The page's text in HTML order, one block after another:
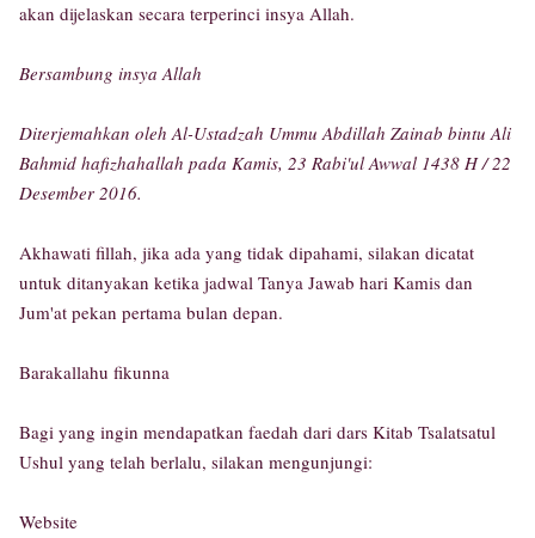
akan dijelaskan secara terperinci insya Allah.
Bersambung insya Allah
Diterjemahkan oleh Al-Ustadzah Ummu Abdillah Zainab bintu Ali
Bahmid hafizhahallah pada Kamis, 23 Rabi'ul Awwal 1438 H / 22
Desember 2016.
Akhawati fillah, jika ada yang tidak dipahami, silakan dicatat
untuk ditanyakan ketika jadwal Tanya Jawab hari Kamis dan
Jum'at pekan pertama bulan depan.
Barakallahu fikunna
Bagi yang ingin mendapatkan faedah dari dars Kitab Tsalatsatul
Ushul yang telah berlalu, silakan mengunjungi:
Website